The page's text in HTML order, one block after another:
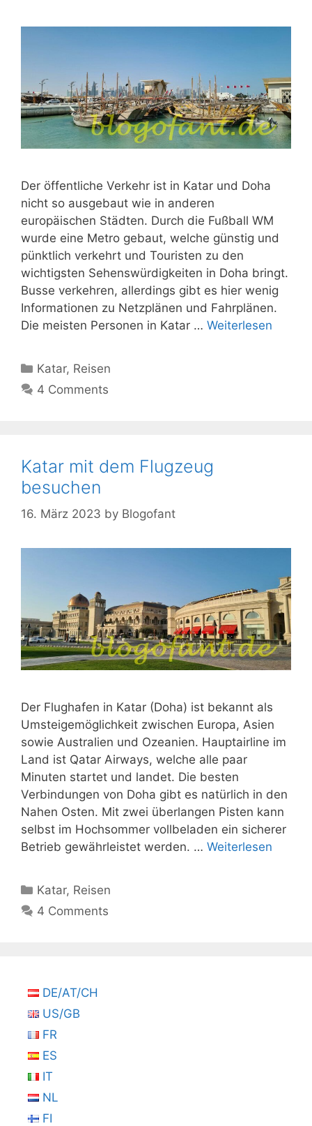
Der öffentliche Verkehr ist in Katar und Doha
nicht so ausgebaut wie in anderen
europäischen Städten. Durch die Fußball WM
wurde eine Metro gebaut, welche günstig und
pünktlich verkehrt und Touristen zu den
wichtigsten Sehenswürdigkeiten in Doha bringt.
Busse verkehren, allerdings gibt es hier wenig
Informationen zu Netzplänen und Fahrplänen.
Die meisten Personen in Katar … Weiterlesen
Kategorien
Katar, Reisen
4 Comments
Katar mit dem Flugzeug
besuchen
16. März 2023 by Blogofant
Der Flughafen in Katar (Doha) ist bekannt als
Umsteigemöglichkeit zwischen Europa, Asien
sowie Australien und Ozeanien. Hauptairline im
Land ist Qatar Airways, welche alle paar
Minuten startet und landet. Die besten
Verbindungen von Doha gibt es natürlich in den
Nahen Osten. Mit zwei überlangen Pisten kann
selbst im Hochsommer vollbeladen ein sicherer
Betrieb gewährleistet werden. … Weiterlesen
Kategorien
Katar, Reisen
4 Comments
DE/AT/CH
US/GB
FR
ES
IT
NL
FI